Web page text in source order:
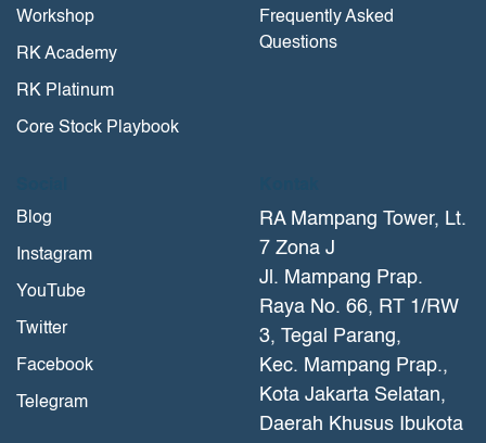
Workshop
RK Academy
RK Platinum
Core Stock Playbook
Frequently Asked
Questions
Blog
Instagram
YouTube
Twitter
Facebook
Telegram
RA Mampang Tower, Lt.
7 Zona J
Jl. Mampang Prap.
Raya No. 66, RT 1/RW
3, Tegal Parang,
Kec. Mampang Prap.,
Kota Jakarta Selatan,
Daerah Khusus Ibukota